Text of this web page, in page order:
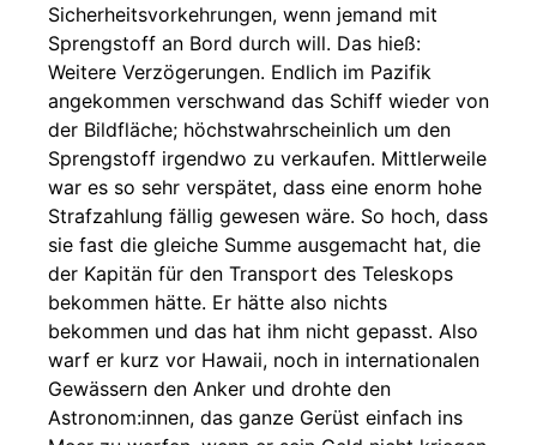
Sicherheitsvorkehrungen, wenn jemand mit
Sprengstoff an Bord durch will. Das hieß:
Weitere Verzögerungen. Endlich im Pazifik
angekommen verschwand das Schiff wieder von
der Bildfläche; höchstwahrscheinlich um den
Sprengstoff irgendwo zu verkaufen. Mittlerweile
war es so sehr verspätet, dass eine enorm hohe
Strafzahlung fällig gewesen wäre. So hoch, dass
sie fast die gleiche Summe ausgemacht hat, die
der Kapitän für den Transport des Teleskops
bekommen hätte. Er hätte also nichts
bekommen und das hat ihm nicht gepasst. Also
warf er kurz vor Hawaii, noch in internationalen
Gewässern den Anker und drohte den
Astronom:innen, das ganze Gerüst einfach ins